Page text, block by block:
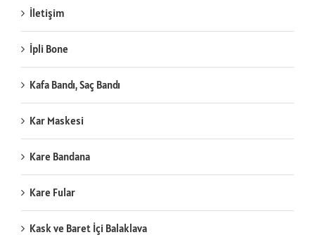
İletişim
İpli Bone
Kafa Bandı, Saç Bandı
Kar Maskesi
Kare Bandana
Kare Fular
Kask ve Baret İçi Balaklava